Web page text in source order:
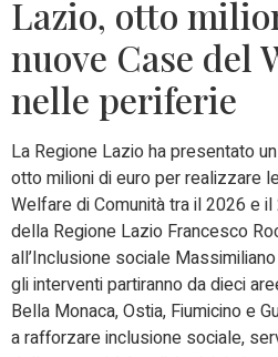
Lazio, otto
nuove Case del
nelle periferie
La Regione Lazio ha presentato
otto milioni di euro per realizzare
Welfare di Comunità tra il 2026 e
della Regione Lazio Francesco
all’Inclusione sociale
gli interventi partiranno da dieci
Bella Monaca, Ostia, Fiumicino e
a rafforzare inclusione sociale,